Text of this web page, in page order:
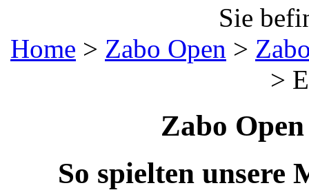
Sie
Home > Zabo Open >
>
Zabo
So spielten unsere